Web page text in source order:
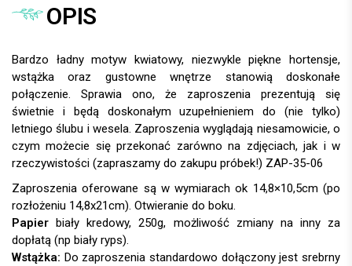
OPIS
Bardzo ładny motyw kwiatowy, niezwykle piękne hortensje,
wstążka oraz gustowne wnętrze stanowią doskonałe
połączenie. Sprawia ono, że zaproszenia prezentują się
świetnie i będą doskonałym uzupełnieniem do (nie tylko)
letniego ślubu i wesela. Zaproszenia wyglądają niesamowicie, o
czym możecie się przekonać zarówno na zdjęciach, jak i w
rzeczywistości (zapraszamy do zakupu próbek!) ZAP-35-06
Zaproszenia oferowane są w wymiarach ok 14,8×10,5cm (po
rozłożeniu 14,8x21cm). Otwieranie do boku.
Papierbiały kredowy, 250g, możliwość zmiany na inny za
dopłatą (np biały ryps).
Wstążka: Do zaproszenia standardowo dołączony jest srebrny